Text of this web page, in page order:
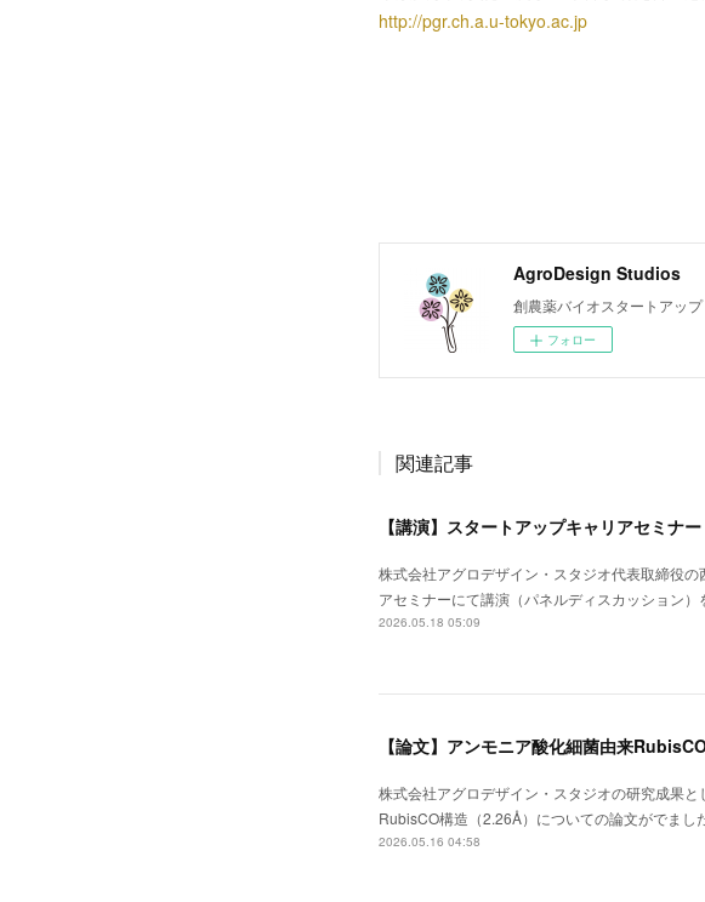
http://pgr.ch.a.u-tokyo.ac.jp
AgroDesign Studios
創農薬バイオスタートアップ
フォロー
関連記事
【講演】スタートアップキャリアセミナ
株式会社アグロデザイン・スタジオ代表取締役
アセミナーにて講演（パネルディスカッション
2026.05.18 05:09
【論文】アンモニア酸化細菌由来
株式会社アグロデザイン・スタジオの研究成果
RubisCO構造（2.26Å）についての論文がでま
2026.05.16 04:58